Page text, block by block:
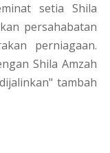
setia Shila
persahabatan
perniagaan.
Shila Amzah
tambah